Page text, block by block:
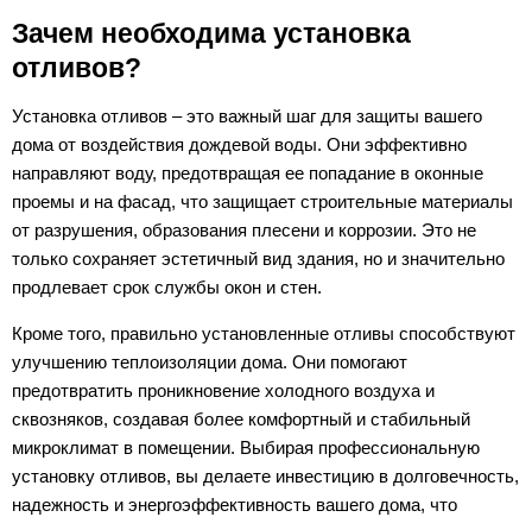
Зачем необходима установка
отливов?
Установка отливов – это важный шаг для защиты вашего
дома от воздействия дождевой воды. Они эффективно
направляют воду, предотвращая ее попадание в оконные
проемы и на фасад, что защищает строительные материалы
от разрушения, образования плесени и коррозии. Это не
только сохраняет эстетичный вид здания, но и значительно
продлевает срок службы окон и стен.
Кроме того, правильно установленные отливы способствуют
улучшению теплоизоляции дома. Они помогают
предотвратить проникновение холодного воздуха и
сквозняков, создавая более комфортный и стабильный
микроклимат в помещении. Выбирая профессиональную
установку отливов, вы делаете инвестицию в долговечность,
надежность и энергоэффективность вашего дома, что